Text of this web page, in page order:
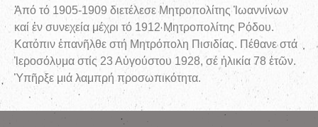
Ἀπό τό 1905-1909 διετέλεσε Μητροπολίτης Ἰωαννίνων
καί ἐν συνεχεία μέχρι τό 1912 Μητροπολίτης Ρόδου.
Κατόπιν ἐπανῆλθε στή Μητρόπολη Πισιδίας. Πέθανε στά
Ἱεροσόλυμα στίς 23 Αὐγούστου 1928, σέ ἡλικία 78 ἐτῶν.
Ὑπῆρξε μιά λαμπρή προσωπικότητα.